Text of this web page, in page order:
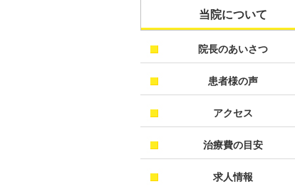
当院について
院長のあいさつ
患者様の声
アクセス
治療費の目安
求人情報